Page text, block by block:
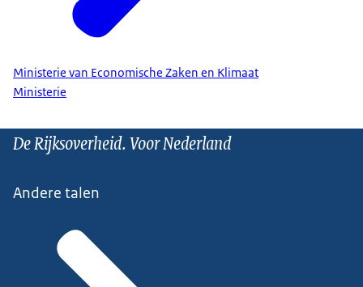
Ministerie van Economische Zaken en Klimaat
Ministerie
De Rijksoverheid. Voor Nederland
Andere talen